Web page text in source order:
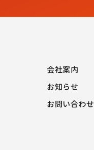
会社案内
お知らせ
お問い合わせ